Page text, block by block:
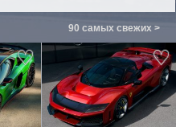
90 самых свежих >